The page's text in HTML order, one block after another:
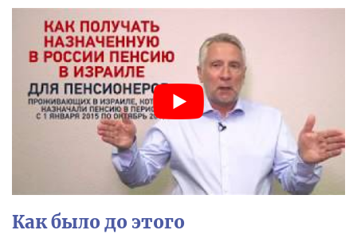
Как было до этого